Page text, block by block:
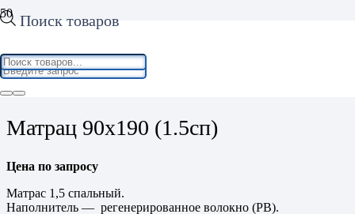
Поиск товаров
Home/Хозяйственные товары
90х190 (1.5сп)
Матрац 90х190 (1.5сп)
Цена по запросу
Матрас 1,5 спальный.
Наполнитель — регенерированное волокно (РВ).